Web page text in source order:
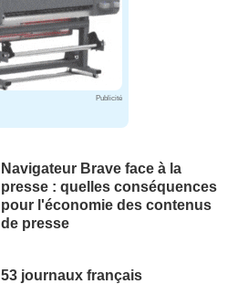
Publicité
Navigateur Brave face à la
presse : quelles conséquences
pour l'économie des contenus
de presse
53 journaux français